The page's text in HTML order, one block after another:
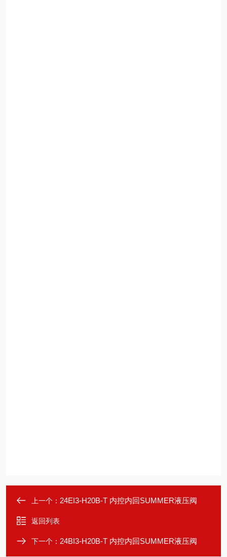
上一个： 24EI3-H20B-T 内控内回SUMMER液压阀
返回列表
下一个： 24BI3-H20B-T 内控内回SUMMER液压阀